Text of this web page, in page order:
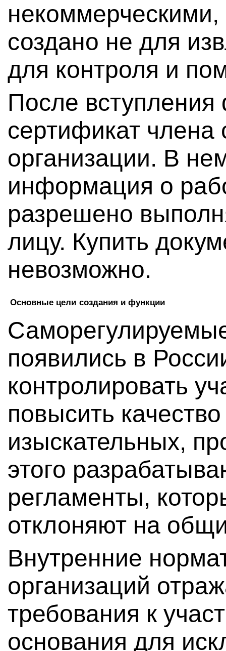
создано не для
для контроля и
После
сертификат члена
организации. В
информация о
разрешено
лицу. Купить
невозможно.
Основные цели создания и функции
появились в
контролировать
повысить
изыскательных,
этого
регламенты,
отклоняют на
Внутренние
организаций
требования к
основания для